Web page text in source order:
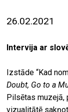
26.02.2021
Intervija ar
Izstāde “Kad
Doubt, Go to a
Pilsētas muzejā,
vizualitātē